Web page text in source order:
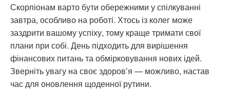
Скорпіонам варто бути обережними у спілкуванні
завтра, особливо на роботі. Хтось із колег може
заздрити вашому успіху, тому краще тримати свої
плани при собі. День підходить для вирішення
фінансових питань та обмірковування нових ідей.
Зверніть увагу на своє здоров’я — можливо, настав
час для оновлення щоденної рутини.